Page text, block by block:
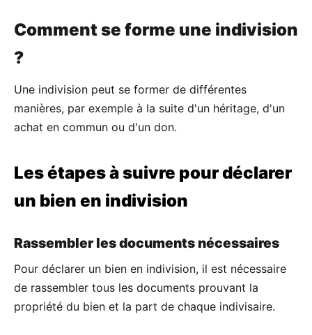
Comment se forme une indivision
?
Une indivision peut se former de différentes
manières, par exemple à la suite d'un héritage, d'un
achat en commun ou d'un don.
Les étapes à suivre pour déclarer
un bien en indivision
Rassembler les documents nécessaires
Pour déclarer un bien en indivision, il est nécessaire
de rassembler tous les documents prouvant la
propriété du bien et la part de chaque indivisaire.